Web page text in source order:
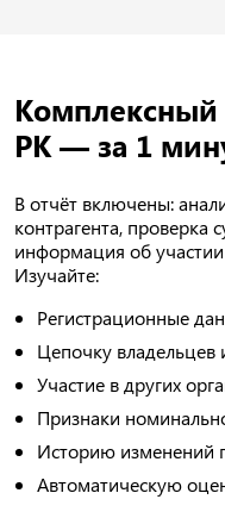
Комплексный
РК — за 1
В отчёт включены:
контрагента, проверка
информация об участии
Изучайте:
Регистрационные
Цепочку владельцев
Участие в других
Признаки
Историю изменений
Автоматическую